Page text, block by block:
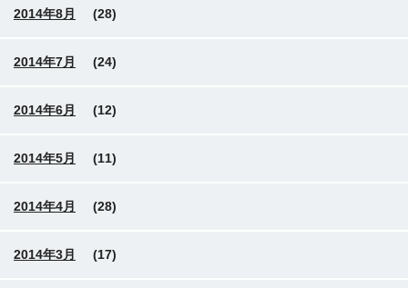
2014年8月 (28)
2014年7月 (24)
2014年6月 (12)
2014年5月 (11)
2014年4月 (28)
2014年3月 (17)